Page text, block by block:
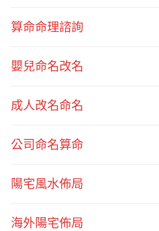
算命命理諮詢
嬰兒命名改名
成人改名命名
公司命名算命
陽宅風水佈局
海外陽宅佈局